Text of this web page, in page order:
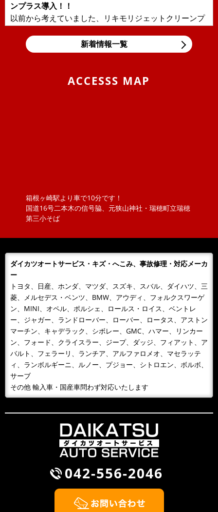
ンプラス導入！！
以前から考えていました、リキモリジェットクリーンプ
多い直噴エンジンの燃焼室汚れ、...
息子の大好きな箱スカGT-Rと最近うちの息子の車好きが
2018/11/20 NEWS
ボジョレーヌーボ！！
客様にその年のボジョレーをさしあげております。ご購
入の皆様 ありがとうございまし...
カレンダーをお送りします。
今年もあとわずか、来年のカレンダーが届きました！！
日頃、お世話になっているお客様へお届けいたします。
どうぞよろしくお願いいたします...
2018/10/09
NEWS
１０月９日 整備主任者技術講習
１０月９日 整備主任者技術講習会の為ＡＭ１０：００
～ＰＭ４：３０ごろまで工場を閉めています。緊急の場
合携帯に転送となるため042-...
雨が降るとタイヤ屋が儲かる？！
風が吹くと桶屋が儲かるということわざがありますが、
このところ雨が続いて，そのせいかわかりませんが、パ
ンクして走れないから何とかして...
2018/09/30 NEWS
BMW Z3 車検整備
新着情報一覧
ACCESSS MAP
箱根ヶ崎駅より車で10分です！
国道16号二本木の信号脇、元狭山神社・瑞穂町立瑞穂
第三小そば
ダイカツオートサービス・キズ・へこみ、事故修理・対応メーカ
ー
トヨタ、日産、ホンダ、マツダ、スズキ、スバル、ダイハツ、三
菱、メルセデス・ベンツ、BMW、アウディ、フォルクスワーゲ
ン、MINI、オペル、ポルシェ、ロールス・ロイス、ベントレ
ー、ジャガー、ランドローバー、ローバー、ロータス、アストン
マーチン、キャデラック、シボレー、GMC、ハマー、リンカー
ン、フォード、クライスラー、ジープ、ダッジ、フィアット、ア
バルト、フェラーリ、ランチア、アルファロメオ、マセラッテ
ィ、ランボルギーニ、ルノー、プジョー、シトロエン、ボルボ、
サーブ
その他 輸入車・国産車問わず対応いたします
042-556-2046